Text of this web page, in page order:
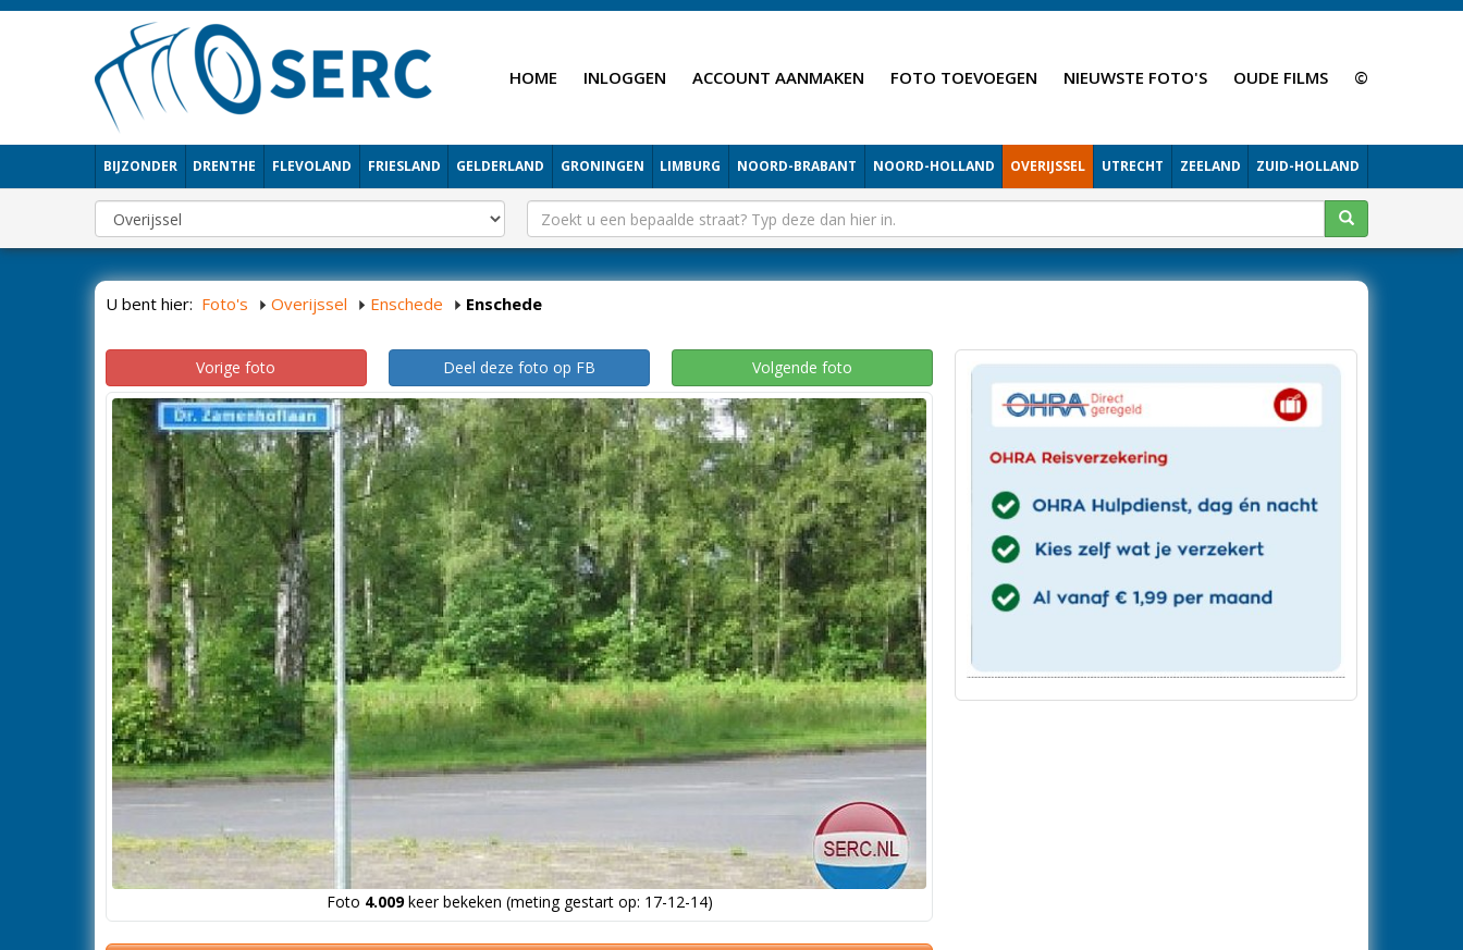
HOME INLOGGEN ACCOUNT AANMAKEN FOTO TOEVOEGEN NIEUWSTE FOTO'S OUDE FILMS ©
BIJZONDER DRENTHE FLEVOLAND FRIESLAND GELDERLAND GRONINGEN LIMBURG NOORD-BRABANT NOORD-HOLLAND OVERIJSSEL UTRECHT ZEELAND ZUID-HOLLAND
U bent hier: Foto's Overijssel Enschede Enschede
Vorige foto Deel deze foto op FB Volgende foto
Foto 4.009keer bekeken (meting gestart op: 17-12-14)